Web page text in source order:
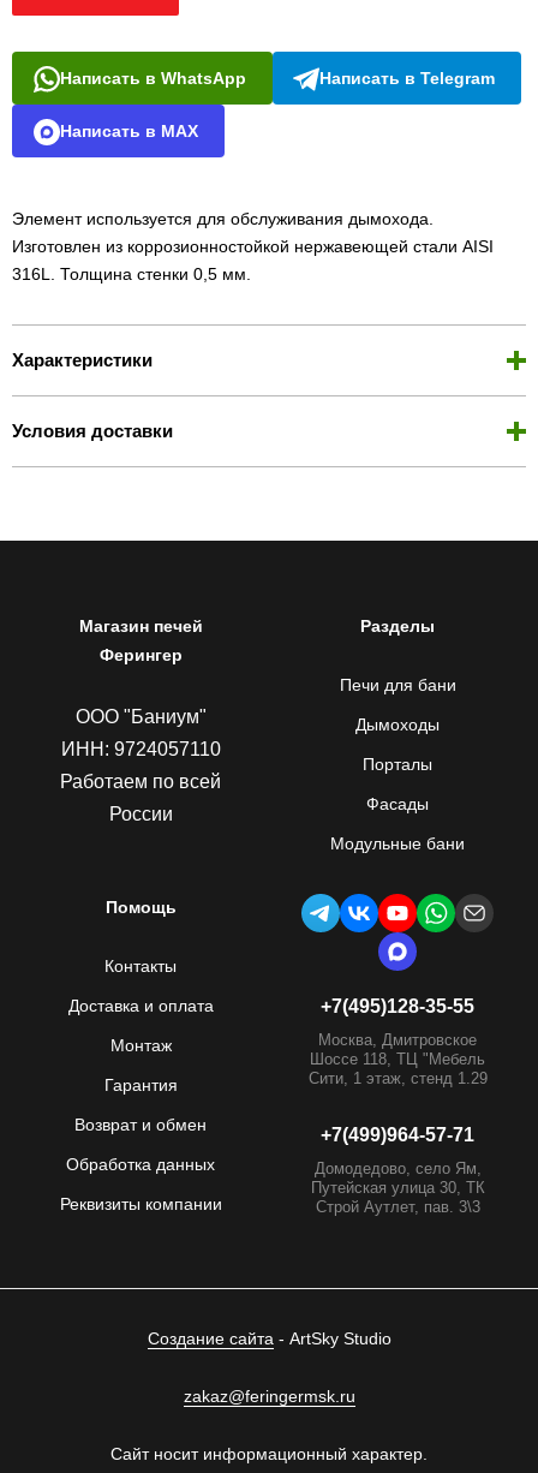
Написать в WhatsApp Написать в Telegram
Написать в MAX
Элемент используется для обслуживания дымохода.
Изготовлен из коррозионностойкой нержавеющей стали AISI
316L. Толщина стенки 0,5 мм.
Характеристики
Условия доставки
Магазин печей
Ферингер
ООО "Баниум"
ИНН: 9724057110
Работаем по всей
России
Разделы
Печи для бани
Дымоходы
Порталы
Фасады
Модульные бани
Помощь
Контакты
Доставка и оплата
Монтаж
Гарантия
Возврат и обмен
Обработка данных
Реквизиты компании
+7(495)128-35-55
Москва, Дмитровское
Шоссе 118, ТЦ "Мебель
Сити, 1 этаж, стенд 1.29
+7(499)964-57-71
Домодедово, село Ям,
Путейская улица 30, ТК
Строй Аутлет, пав. 3\3
Создание сайта- ArtSky Studio
zakaz@feringermsk.ru
Сайт носит информационный характер.